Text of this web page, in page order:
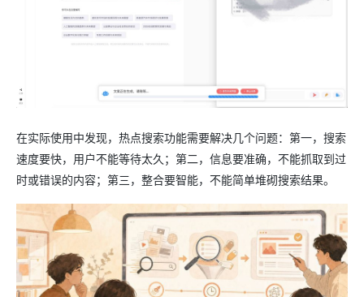
在实际使用中发现，热点搜索功能需要解决几个问题：第一，搜索
速度要快，用户不能等待太久；第二，信息要准确，不能抓取到过
时或错误的内容；第三，整合要智能，不能简单堆砌搜索结果。